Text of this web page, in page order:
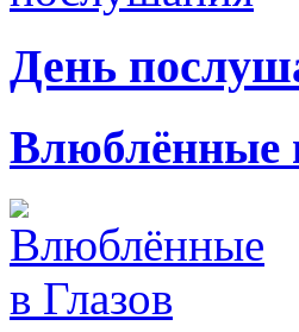
День
Влюблённые